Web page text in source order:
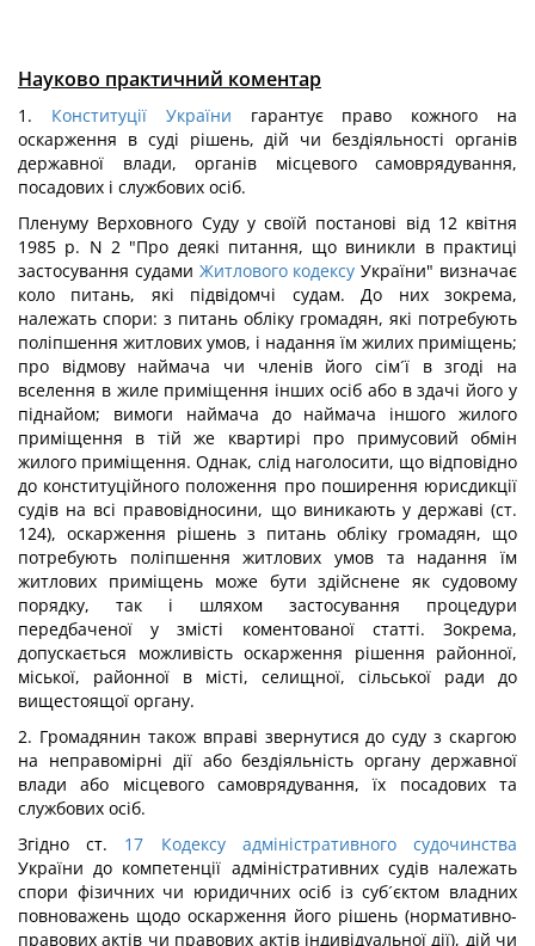
Науково практичний коментар
1. Конституції України гарантує право кожного на
оскарження в суді рішень, дій чи бездіяльності органів
державної влади, органів місцевого самоврядування,
посадових і службових осіб.
Пленуму Верховного Суду у своїй постанові від 12 квітня
1985 р. N 2 "Про деякі питання, що виникли в практиці
застосування судами Житлового кодексу України" визначає
коло питань, які підвідомчі судам. До них зокрема,
належать спори: з питань обліку громадян, які потребують
поліпшення житлових умов, і надання їм жилих приміщень;
про відмову наймача чи членів його сім´ї в згоді на
вселення в жиле приміщення інших осіб або в здачі його у
піднайом; вимоги наймача до наймача іншого жилого
приміщення в тій же квартирі про примусовий обмін
жилого приміщення. Однак, слід наголосити, що відповідно
до конституційного положення про поширення юрисдикції
судів на всі правовідносини, що виникають у державі (ст.
124), оскарження рішень з питань обліку громадян, що
потребують поліпшення житлових умов та надання їм
житлових приміщень може бути здійснене як судовому
порядку, так і шляхом застосування процедури
передбаченої у змісті коментованої статті. Зокрема,
допускається можливість оскарження рішення районної,
міської, районної в місті, селищної, сільської ради до
вищестоящої органу.
2. Громадянин також вправі звернутися до суду з скаргою
на неправомірні дії або бездіяльність органу державної
влади або місцевого самоврядування, їх посадових та
службових осіб.
Згідно ст. 17 Кодексу адміністративного судочинства
України до компетенції адміністративних судів належать
спори фізичних чи юридичних осіб із суб´єктом владних
повноважень щодо оскарження його рішень (нормативно-
правових актів чи правових актів індивідуальної дії), дій чи